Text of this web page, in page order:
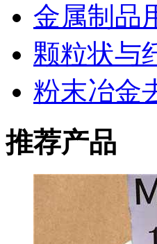
金属制品
颗粒状与
粉末冶金
推荐产品